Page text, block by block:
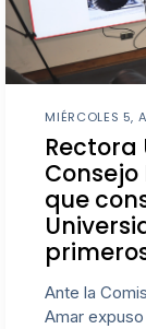
MIÉRCOLES 5,
Rectora
que
Ante la
Amar